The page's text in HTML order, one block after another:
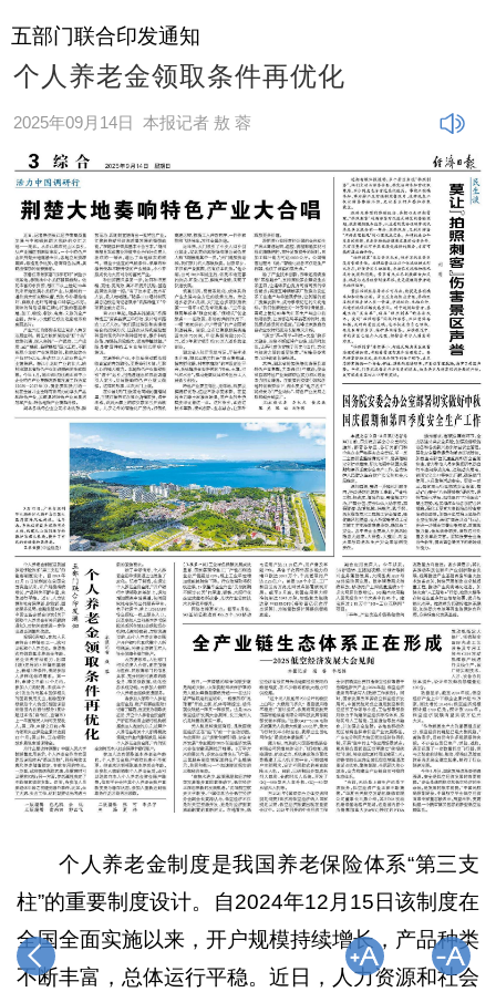
五部门联合印发通知
个人养老金领取条件再优化
2025年09月14日 本报记者 敖 蓉
个人养老金制度是我国养老保险体系“第三支
柱”的重要制度设计。自2024年12月15日该制度在
全国全面实施以来，开户规模持续增长，产品种类
不断丰富，总体运行平稳。近日，人力资源和社会